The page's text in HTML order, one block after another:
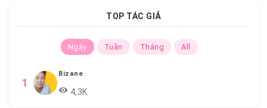
TOP TÁC GIẢ
Ngày Tuần Tháng All
1
Bizane
4,3K